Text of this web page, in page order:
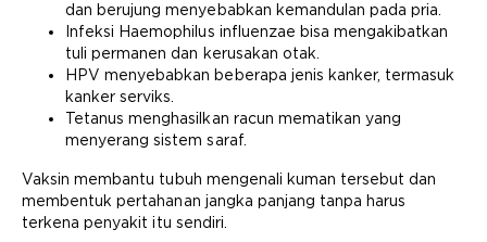
dan berujung menyebabkan kemandulan pada pria.
Infeksi Haemophilus influenzae bisa mengakibatkan
tuli permanen dan kerusakan otak.
HPV menyebabkan beberapa jenis kanker, termasuk
kanker serviks.
Tetanus menghasilkan racun mematikan yang
menyerang sistem saraf.
Vaksin membantu tubuh mengenali kuman tersebut dan
membentuk pertahanan jangka panjang tanpa harus
terkena penyakit itu sendiri.